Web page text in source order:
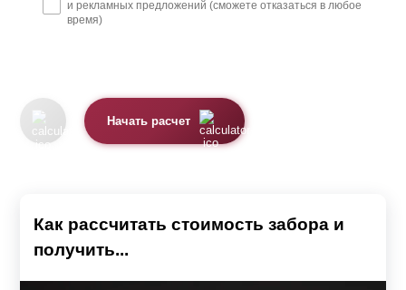
и рекламных предложений (сможете отказаться в любое
время)
Начать расчет
Как рассчитать стоимость забора и
получить...